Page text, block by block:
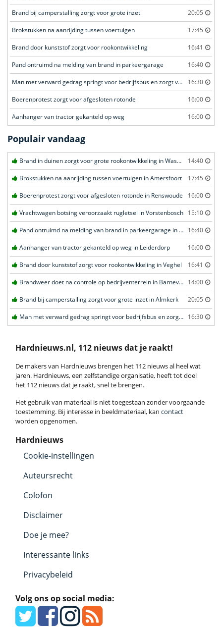
Brand bij camperstalling zorgt voor grote inzet 20:05
Brokstukken na aanrijding tussen voertuigen 17:45
Brand door kunststof zorgt voor rookontwikkeling 16:41
Pand ontruimd na melding van brand in parkeergarage 16:40
Man met verward gedrag springt voor bedrijfsbus en zorgt voor opschudding 16:30
Boerenprotest zorgt voor afgesloten rotonde 16:00
Aanhanger van tractor gekanteld op weg 16:00
Populair vandaag
Brand in duinen zorgt voor grote rookontwikkeling in Wassenaar 14:40
Brokstukken na aanrijding tussen voertuigen in Amersfoort 17:45
Boerenprotest zorgt voor afgesloten rotonde in Renswoude 16:00
Vrachtwagen botsing veroorzaakt rugletsel in Vorstenbosch 15:10
Pand ontruimd na melding van brand in parkeergarage in Leeuwarden 16:40
Aanhanger van tractor gekanteld op weg in Leiderdorp 16:00
Brand door kunststof zorgt voor rookontwikkeling in Veghel 16:41
Brandweer doet na controle op bedrijventerrein in Barneveld 14:00
Brand bij camperstalling zorgt voor grote inzet in Almkerk 20:05
Man met verward gedrag springt voor bedrijfsbus en zorgt voor opschudding in Veghel 16:30
Hardnieuws.nl, 112 nieuws dat je raakt!
De makers van Hardnieuws brengen het 112 nieuws al heel wat
jaren. Hardnieuws, een zelfstandige organisatie, heeft tot doel
het 112 nieuws dat je raakt, snel te brengen.
Het gebruik van materiaal is niet toegestaan zonder voorgaande
toestemming. Bij interesse in beeldmateriaal, kan contact
worden opgenomen.
Hardnieuws
Cookie-instellingen
Auteursrecht
Colofon
Disclaimer
Doe je mee?
Interessante links
Privacybeleid
Volg ons op social media: